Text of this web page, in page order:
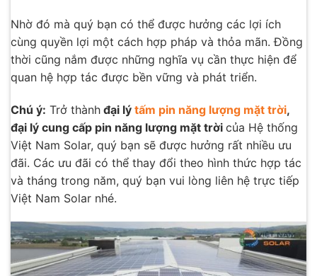
Nhờ đó mà quý bạn có thể được hưởng các lợi ích
cùng quyền lợi một cách hợp pháp và thỏa mãn. Đồng
thời cũng nắm được những nghĩa vụ cần thực hiện để
quan hệ hợp tác được bền vững và phát triển.
Chú ý: Trở thành đại lý tấm pin năng lượng mặt trời,
đại lý cung cấp pin năng lượng mặt trời của Hệ thống
Việt Nam Solar, quý bạn sẽ được hưởng rất nhiều ưu
đãi. Các ưu đãi có thể thay đổi theo hình thức hợp tác
và tháng trong năm, quý bạn vui lòng liên hệ trực tiếp
Việt Nam Solar nhé.